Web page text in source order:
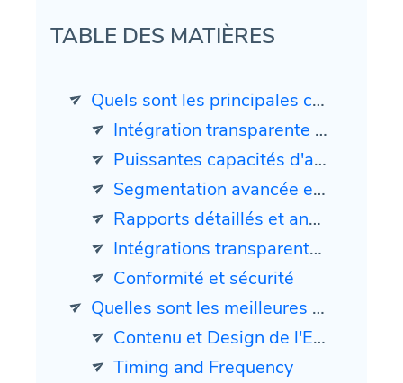
TABLE DES MATIÈRES
Quels sont les principales caractéristiques à rechercher dans un outil de marketing par e-mail WooCommerce
Intégration transparente avec WooCommerce
Puissantes capacités d'automatisation
Segmentation avancée et ciblage
Rapports détaillés et analyses
Intégrations transparentes avec d'autres outils
Conformité et sécurité
Quelles sont les meilleures pratiques pour maintenir un taux d'ouverture élevé dans le marketing par e-mail WooCommerce
Contenu et Design de l'E-mail
Timing and Frequency